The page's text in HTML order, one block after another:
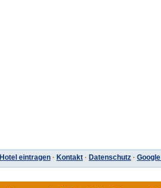
Hotel eintragen · Kontakt · Datenschutz ·